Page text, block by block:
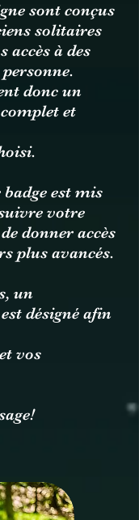
sont conçus
solitaires
accès à des
donc un
et
badge est mis
votre
donner accès
plus avancés.
un
désigné afin
vos